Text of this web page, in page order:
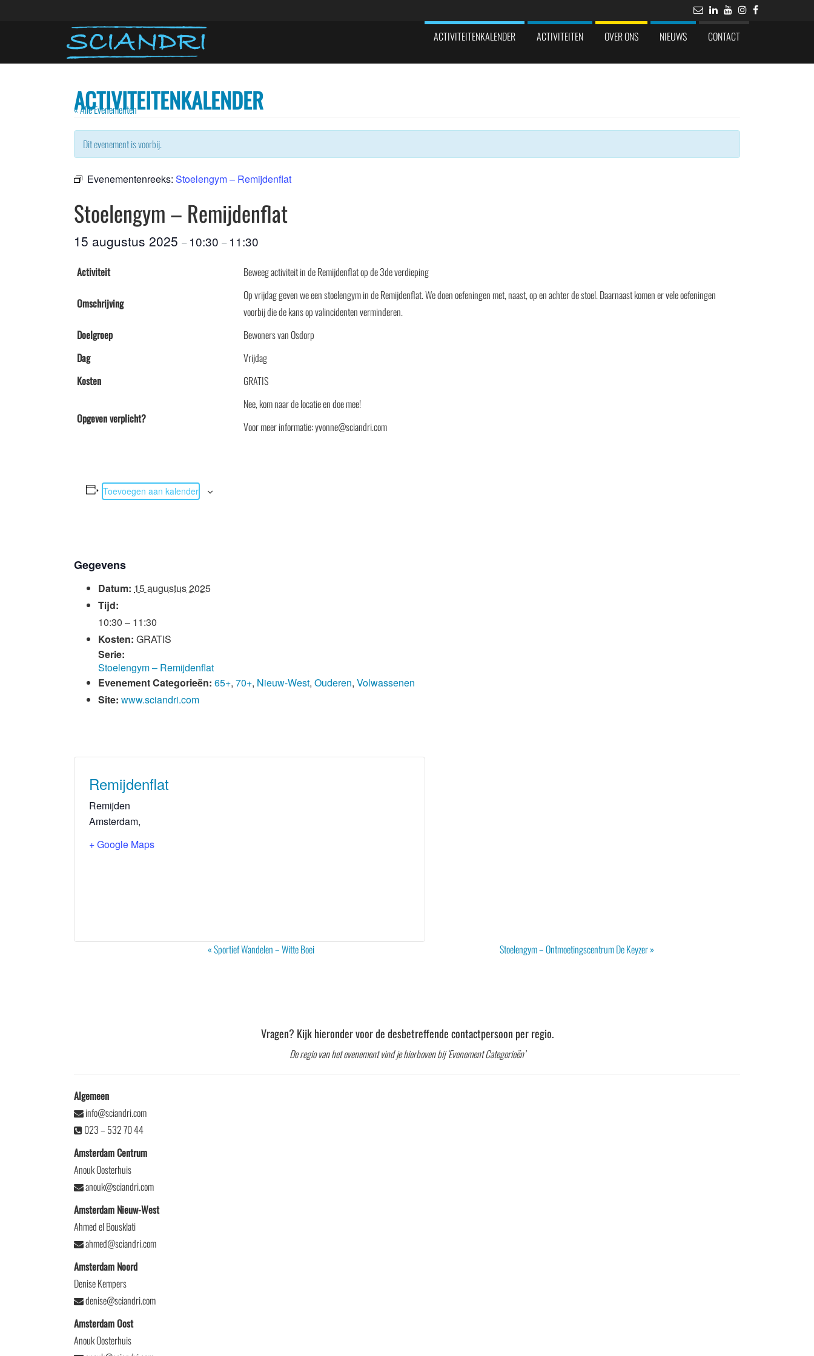
ACTIVITEITENKALENDER ACTIVITEITEN OVER ONS NIEUWS CONTACT
ACTIVITEITENKALENDER
« Alle Evenementen
Dit evenement is voorbij.
Evenementenreeks: Stoelengym – Remijdenflat
Stoelengym – Remijdenflat
15 augustus 2025 – 10:30 – 11:30
Activiteit Beweeg activiteit in de Remijdenflat op de 3de verdieping
Omschrijving
Op vrijdag geven we een stoelengym in de Remijdenflat. We doen oefeningen met, naast, op en achter de stoel. Daarnaast komen er vele oefeningen
voorbij die de kans op valincidenten verminderen.
Doelgroep
Bewoners van Osdorp
Dag
Vrijdag
Kosten
GRATIS
Opgeven verplicht?
Nee, kom naar de locatie en doe mee!
Voor meer informatie: yvonne@sciandri.com
Toevoegen aan kalender
Gegevens
Datum: 15 augustus 2025
Tijd:
10:30 – 11:30
Kosten: GRATIS
Serie:
Stoelengym – Remijdenflat
Evenement Categorieën: 65+, 70+, Nieuw-West, Ouderen, Volwassenen
Site: www.sciandri.com
Remijdenflat
Remijden
Amsterdam,
+ Google Maps
Evenement «Sportief Wandelen – Witte Boei Stoelengym – Ontmoetingscentrum De Keyzer»
Vragen? Kijk hieronder voor de desbetreffende contactpersoon per regio.
De regio van het evenement vind je hierboven bij ‘Evenement Categorieën’
Algemeen
info@sciandri.com
023 – 532 70 44
Amsterdam Centrum
Anouk Oosterhuis
anouk@sciandri.com
Amsterdam Nieuw-West
Ahmed el Bousklati
ahmed@sciandri.com
Amsterdam Noord
Denise Kempers
denise@sciandri.com
Amsterdam Oost
Anouk Oosterhuis